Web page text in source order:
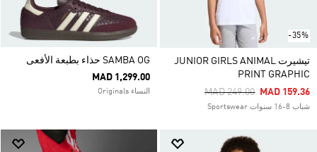
-35%
تيشيرت JUNIOR GIRLS ANIMAL
PRINT GRAPHIC
Price Reduced From
MAD 249.00ToMAD 159.36
شباب 8-16 سنوات Sportswear
SAMBA OG حذاء بطبعة الأفعى
MAD 1,299.00
النساء Originals